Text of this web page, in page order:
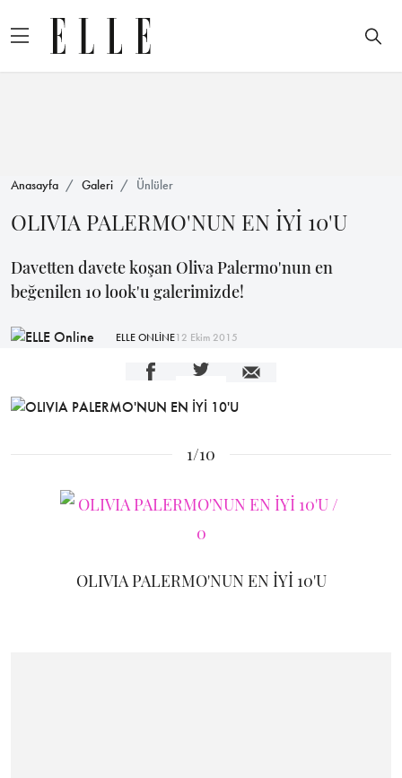
Anasayfa Galeri Ünlüler
OLIVIA PALERMO'NUN EN İYİ 10'U
Davetten davete koşan Oliva Palermo'nun en
beğenilen 10 look'u galerimizde!
ELLE ONLİNE12 Ekim 2015
1/10
OLIVIA PALERMO'NUN EN İYİ 10'U